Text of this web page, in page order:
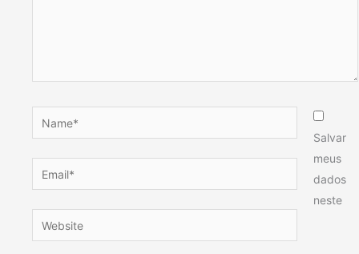
Email*
Website
Salvar
meus
dados
neste